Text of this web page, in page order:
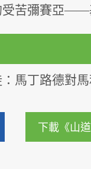
受苦彌賽亞――
馬丁路德對
下載《山